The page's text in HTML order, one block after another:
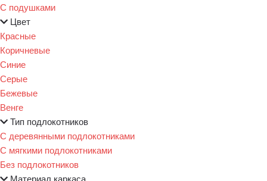
С подушками
Цвет
Красные
Коричневые
Синие
Серые
Бежевые
Венге
Тип подлокотников
С деревянными подлокотниками
С мягкими подлокотниками
Без подлокотников
Материал каркаса